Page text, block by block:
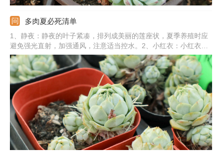
多肉夏必死清单
1、静夜：静夜的叶子紧凑，排列成美丽的莲座状，夏季养殖时应
避免强光直射，加强通风，注意适当控水。2、小红衣：小红衣夏
季栽培难度较大，不耐水湿。3、玉蝶：玉蝶在夏季湿度大，通风
性差的环境中容易黑腐。4、劳尔：劳尔在夏季会掉叶子、化水、
黑腐。5、其他：还有福娘、乌木、虹之玉、乙女心、白熊、黄熊
等。